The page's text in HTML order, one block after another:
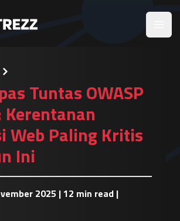
Tuntas OWASP
Kerentanan
Web Paling Kritis
Ini
2025 | 12 min read |